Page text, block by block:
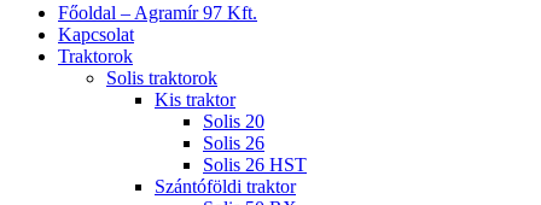
Close
Menu
Főoldal – Agramír 97 Kft.
Kapcsolat
Traktorok
Solis traktorok
Kis traktor
Solis 20
Solis 26
Solis 26 HST
Szántóföldi traktor